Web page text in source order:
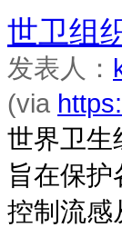
世卫组
发表人：
(via
世界卫生
旨在保
控制流感